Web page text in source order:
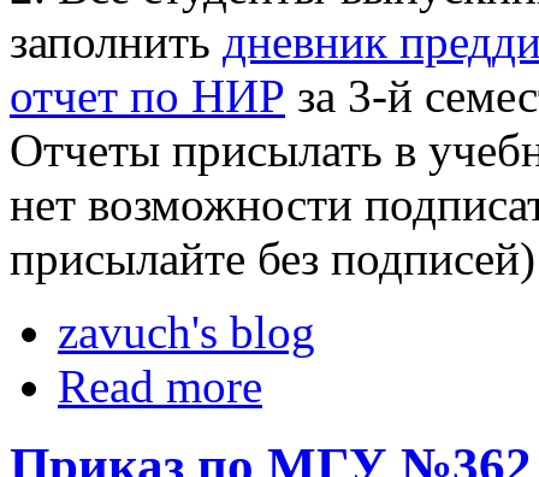
заполнить дневник
отчет по НИР за 3-й
Отчеты присылать в
нет возможности
присылайте без подписей)
zavuch's blog
Read more